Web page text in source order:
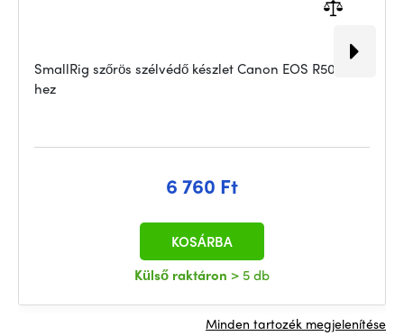
SmallRig szőrös szélvédő készlet Canon EOS R50 V-
hez
6 760 Ft
Külső raktáron > 5 db
KOSÁRBA
Minden tartozék megjelenítése